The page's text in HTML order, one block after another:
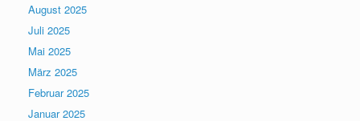
August 2025
Juli 2025
Mai 2025
März 2025
Februar 2025
Januar 2025